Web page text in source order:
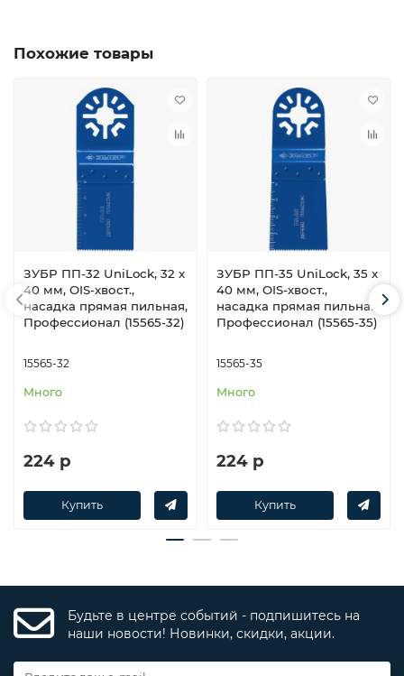
Похожие товары
ЗУБР ПП-32 UniLock, 32 x
40 мм, OIS-хвост.,
насадка прямая пильная,
Профессионал (15565-32)
15565-32
Много
224 р
Купить
ЗУБР ПП-35 UniLock, 35 x
40 мм, OIS-хвост.,
насадка прямая пильная,
Профессионал (15565-35)
15565-35
Много
224 р
Купить
Будьте в центре событий - подпишитесь на
наши новости! Новинки, скидки, акции.